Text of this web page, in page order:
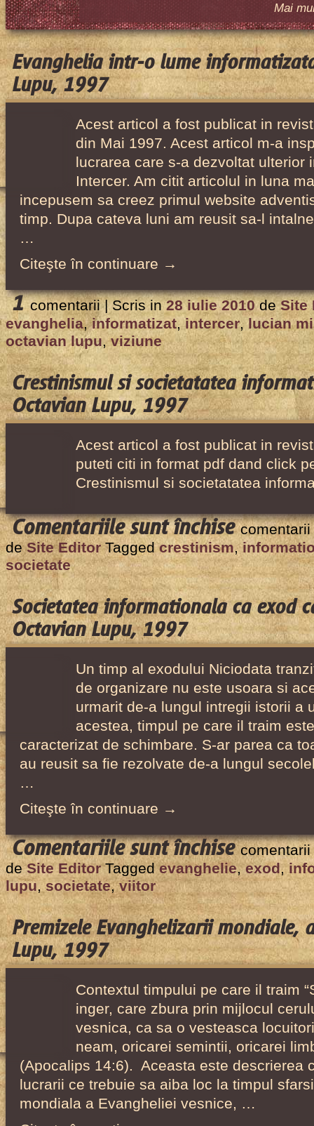
Mai
Evanghelia intr-o lume
Lupu, 1997
Acest articol a fost publicat in
din Mai 1997. Acest articol m-a
lucrarea care s-a dezvoltat ulterior
Intercer. Am citit articolul in luna
incepusem sa creez primul website
timp. Dupa cateva luni am reusit sa-l
…
Citeşte în continuare →
1 comentarii |Scris in 28 iulie 2010 de Site
evanghelia,informatizat,intercer,lucian
octavian lupu,viziune
Crestinismul si societatatea
Octavian Lupu, 1997
Acest articol a fost publicat in
puteti citi in format pdf dand click
Crestinismul si societatatea
Comentariile sunt închisepentru
si
de
Octavian
1997
de Site EditorTaggedcrestinism,
societate
Societatea informationala ca exod
Octavian Lupu, 1997
Un timp al exodului Niciodata
de organizare nu este usoara si
urmarit de-a lungul intregii istorii a
acestea, timpul pe care il traim
caracterizat de schimbare. S-ar parea ca
au reusit sa fie rezolvate de-a lungul
…
Citeşte în continuare →
Comentariile sunt închisepentru
Societatea
ca
exod
catre
viitor,
Octavian
Lupu,
1997
de Site EditorTaggedevanghelie,exod,
lupu,societate,viitor
Premizele Evanghelizarii mondiale,
Lupu, 1997
Contextul timpului pe care il traim
inger, care zbura prin mijlocul
vesnica, ca sa o vesteasca
neam, oricarei semintii, oricarei
(Apocalips 14:6). Aceasta este descrierea
lucrarii ce trebuie sa aiba loc la timpul
mondiala a Evangheliei vesnice, …